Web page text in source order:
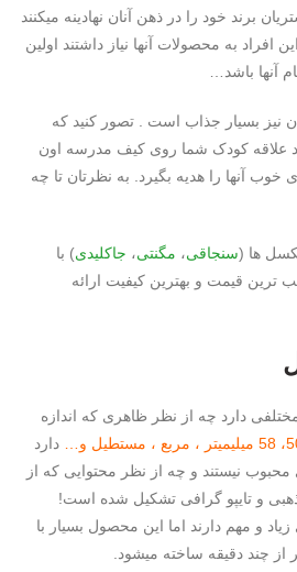
برند خود را در ذهن آنان نهادینه میکنند
افراد به محصولات آنها نیاز داشتند اولین
آنها باشد…
نیز بسیار جذاب است . تصور کنید که
علاقه کودک شما روی کیف مدرسه اون
خوب آنها را هدیه بگیرد. به نظرتان تا چه
ها (سنجاقی، مگنتی، جاکلیدی) با
ترین قیمت و بهترین کیفیت ارائه
دارد چه از نظر ظاهری که اندازه
دارد
محبوب نیستند و چه از نظر محتوایی که از
و تایپو گرافی تشکیل شده است!
زیاد و مهم دارند اما این محصول بسیار با
از چند دقیقه ساخته میشود.